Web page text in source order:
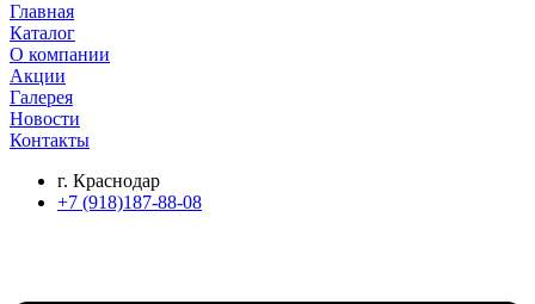
Главная
Каталог
О компании
Акции
Галерея
Новости
Контакты
г. Краснодар
+7 (918)187-88-08